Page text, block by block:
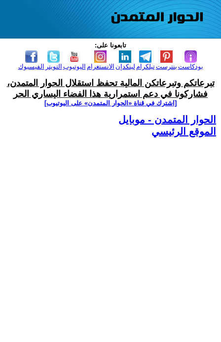
تابعونا على:
الفيسبوك التويتر اليوتيوب الانستغرام لينكدإن تيلكرامبنترست بودكاست
تبرعاتكم وتبرعاتكن المالية تحفظ استقلال الحوار المتمدن،
فشاركونا في دعم استمرارية هذا الفضاء اليساري الحر
[اشترك في قناة ‫«الحوار المتمدن» على اليوتيوب]
الحوار المتمدن - موبايل
الموقع الرئيسي